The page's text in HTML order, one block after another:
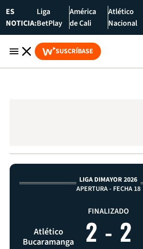
ES
NOTICIA:
Liga
BetPlay
América
de Cali
Atlético
Nacional
SUSCRÍBASE
LIGA DIMAYOR 2026
APERTURA - FECHA 18
Atlético
Bucaramanga
FINALIZADO
2 - 2